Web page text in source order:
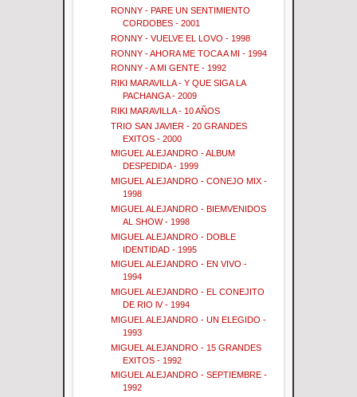
RONNY - PARE UN SENTIMIENTO
CORDOBES - 2001
RONNY - VUELVE EL LOVO - 1998
RONNY - AHORA ME TOCA A MI - 1994
RONNY - A MI GENTE - 1992
RIKI MARAVILLA - Y QUE SIGA LA
PACHANGA - 2009
RIKI MARAVILLA - 10 AÑOS
TRIO SAN JAVIER - 20 GRANDES
EXITOS - 2000
MIGUEL ALEJANDRO - ALBUM
DESPEDIDA - 1999
MIGUEL ALEJANDRO - CONEJO MIX -
1998
MIGUEL ALEJANDRO - BIEMVENIDOS
AL SHOW - 1998
MIGUEL ALEJANDRO - DOBLE
IDENTIDAD - 1995
MIGUEL ALEJANDRO - EN VIVO -
1994
MIGUEL ALEJANDRO - EL CONEJITO
DE RIO lV - 1994
MIGUEL ALEJANDRO - UN ELEGIDO -
1993
MIGUEL ALEJANDRO - 15 GRANDES
EXITOS - 1992
MIGUEL ALEJANDRO - SEPTIEMBRE -
1992